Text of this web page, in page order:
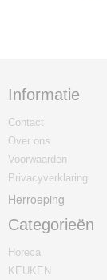
Informatie
Contact
Over ons
Voorwaarden
Privacyverklaring
Herroeping
Categorieën
Horeca
KEUKEN